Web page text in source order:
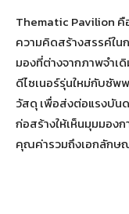
Thematic Pavilion
ความคิดสร้างสรรค์ใ
มองที่ต่างจากภาพจำเ
ดีไซเนอร์รุ่นใหม่กับซั
วัสดุ เพื่อส่งต่อแรงบัน
ก่อสร้างให้เห็นมุมมอง
คุณค่ารวมถึงเอกลักษ